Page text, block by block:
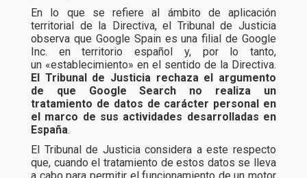
En lo que se refiere al ámbito de aplicación
territorial de la Directiva, el Tribunal de Justicia
observa que Google Spain es una filial de Google
Inc. en territorio español y, por lo tanto,
un «establecimiento» en el sentido de la Directiva.
El Tribunal de Justicia rechaza el argumento
de que Google Search no realiza un
tratamiento de datos de carácter personal en
el marco de sus actividades desarrolladas en
España.
El Tribunal de Justicia considera a este respecto
que, cuando el tratamiento de estos datos se lleva